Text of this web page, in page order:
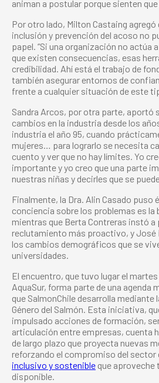
animan a postular porque sienten
Por otro lado, Milton Castaing
inclusión y prevención del acoso no
papel. “Si una organización no actúa
que existen consecuencias, esas
credibilidad. Ahí está el trabajo de
también asegurar entornos de
frente a cualquier situación de este
Sandra Arcos, por otra parte, aportó
cambios en la industria desde los
industria el año 95, cuando
mujeres… para lograrlo se necesita
cuento y ver que no hay límites. Yo
importante y yo creo que una parte
nuestras niñas y decirles que se
Finalmente, la Dra. Alin Casado puso
conciencia sobre los problemas es la
mientras que Berta Contreras instó
reclutamiento más proactivo, y José
los cambios demográficos que se
universidades.
El encuentro, que tuvo lugar el
AquaSur, forma parte de una agenda
que SalmonChile desarrolla mediante
Género del Salmón. Esta iniciativa,
impulsado acciones de formación,
articulación entre empresas, cuenta
de largo plazo que proyecta nuevas
reforzando el compromiso del sector
inclusivo y sostenible que aproveche
disponible.